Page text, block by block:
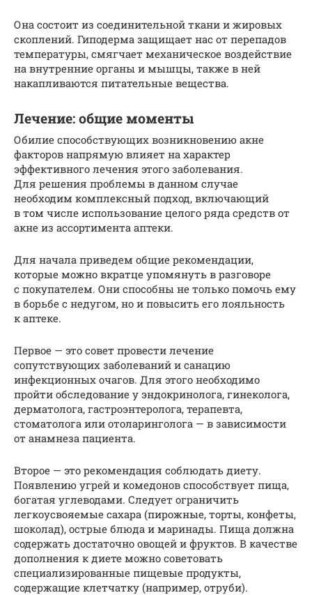
Она состоит из соединительной ткани и жировых
скоплений. Гиподерма защищает нас от перепадов
температуры, смягчает механическое воздействие
на внутренние органы и мышцы, также в ней
накапливаются питательные вещества.
Лечение: общие моменты
Обилие способствующих возникновению акне
факторов напрямую влияет на характер
эффективного лечения этого заболевания.
Для решения проблемы в данном случае
необходим комплексный подход, включающий
в том числе использование целого ряда средств от
акне из ассортимента аптеки.
Для начала приведем общие рекомендации,
которые можно вкратце упомянуть в разговоре
с покупателем. Они способны не только помочь ему
в борьбе с недугом, но и повысить его лояльность
к аптеке.
Первое — это совет провести лечение
сопутствующих заболеваний и санацию
инфекционных очагов. Для этого необходимо
пройти обследование у эндокринолога, гинеколога,
дерматолога, гастроэнтеролога, терапевта,
стоматолога или отоларинголога — в зависимости
от анамнеза пациента.
Второе — это рекомендация соблюдать диету.
Появлению угрей и комедонов способствует пища,
богатая углеводами. Следует ограничить
легкоусвояемые сахара (пирожные, торты, конфеты,
шоколад), острые блюда и маринады. Пища должна
содержать достаточно овощей и фруктов. В качестве
дополнения к диете можно советовать
специализированные пищевые продукты,
содержащие клетчатку (например, отруби).